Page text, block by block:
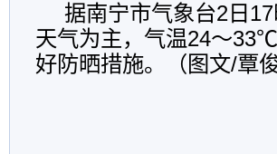
据南宁市气象台2日
天气为主，气温24～
好防晒措施。（图文/覃俊